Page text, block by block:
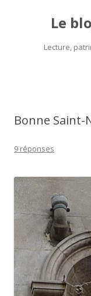
Le
Lecture,
Bonne Saint-
9 réponses